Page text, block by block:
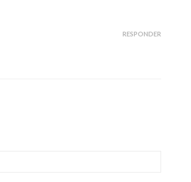
RESPONDER